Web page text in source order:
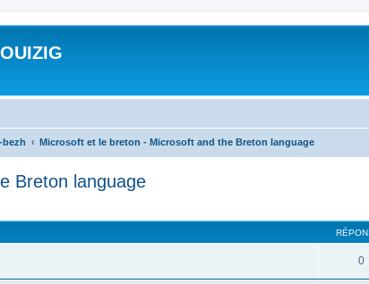
bezh Microsoft et le breton - Microsoft and the Breton language
Breton language
0